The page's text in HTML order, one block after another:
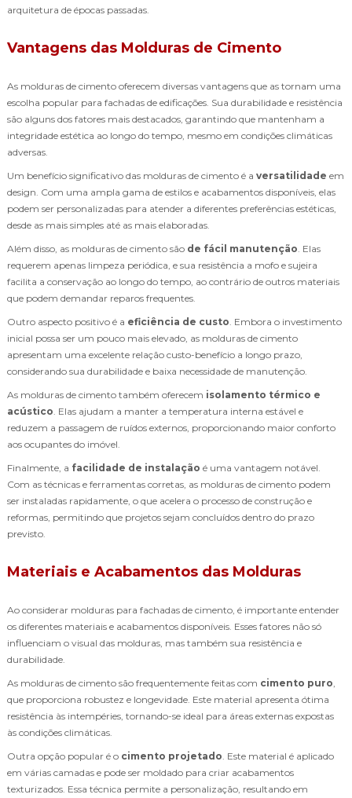
arquitetura de épocas passadas.
Vantagens das Molduras de Cimento
As molduras de cimento oferecem diversas vantagens que as tornam uma
escolha popular para fachadas de edificações. Sua durabilidade e resistência
são alguns dos fatores mais destacados, garantindo que mantenham a
integridade estética ao longo do tempo, mesmo em condições climáticas
adversas.
Um benefício significativo das molduras de cimento é a versatilidade em
design. Com uma ampla gama de estilos e acabamentos disponíveis, elas
podem ser personalizadas para atender a diferentes preferências estéticas,
desde as mais simples até as mais elaboradas.
Além disso, as molduras de cimento são de fácil manutenção . Elas
requerem apenas limpeza periódica, e sua resistência a mofo e sujeira
facilita a conservação ao longo do tempo, ao contrário de outros materiais
que podem demandar reparos frequentes.
Outro aspecto positivo é a eficiência de custo . Embora o investimento
inicial possa ser um pouco mais elevado, as molduras de cimento
apresentam uma excelente relação custo-benefício a longo prazo,
considerando sua durabilidade e baixa necessidade de manutenção.
As molduras de cimento também oferecem isolamento térmico e
acústico . Elas ajudam a manter a temperatura interna estável e
reduzem a passagem de ruídos externos, proporcionando maior conforto
aos ocupantes do imóvel.
Finalmente, a facilidade de instalação é uma vantagem notável.
Com as técnicas e ferramentas corretas, as molduras de cimento podem
ser instaladas rapidamente, o que acelera o processo de construção e
reformas, permitindo que projetos sejam concluídos dentro do prazo
previsto.
Materiais e Acabamentos das Molduras
Ao considerar molduras para fachadas de cimento, é importante entender
os diferentes materiais e acabamentos disponíveis. Esses fatores não só
influenciam o visual das molduras, mas também sua resistência e
durabilidade.
As molduras de cimento são frequentemente feitas com cimento puro
que proporciona robustez e longevidade. Este material apresenta ótima
resistência às intempéries, tornando-se ideal para áreas externas expostas
às condições climáticas.
Outra opção popular é o cimento projetado . Este material é aplicado
em várias camadas e pode ser moldado para criar acabamentos
texturizados. Essa técnica permite a personalização, resultando em